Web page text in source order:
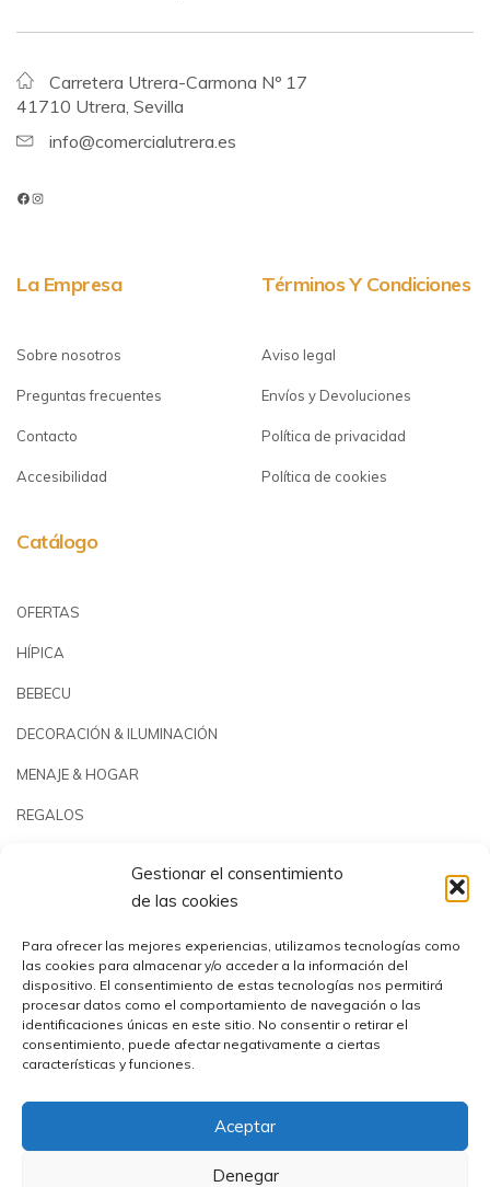
Gestionar el consentimiento
de las cookies
Para ofrecer las mejores experiencias, utilizamos tecnologías como
las cookies para almacenar y/o acceder a la información del
dispositivo. El consentimiento de estas tecnologías nos permitirá
procesar datos como el comportamiento de navegación o las
identificaciones únicas en este sitio. No consentir o retirar el
consentimiento, puede afectar negativamente a ciertas
características y funciones.
Aceptar
Denegar
Carretera Utrera-Carmona Nº 17
41710 Utrera, Sevilla
info@comercialutrera.es
La Empresa
Sobre nosotros
Preguntas frecuentes
Contacto
Accesibilidad
Términos Y Condiciones
Aviso legal
Envíos y Devoluciones
Política de privacidad
Política de cookies
Catálogo
OFERTAS
HÍPICA
BEBECU
DECORACIÓN & ILUMINACIÓN
MENAJE & HOGAR
REGALOS
PISCINAS & REPUESTOS
Comercial Utrera s.l.© 2023 | CIF: B41194655